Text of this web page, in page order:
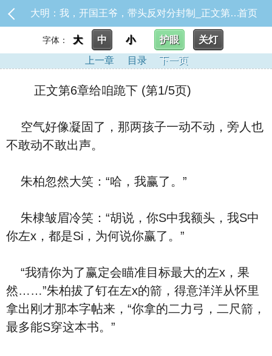
大明：我，开国王爷，带头反对分封制_正文第6章给咱跪下首页
字体： 大 中 小 护眼
关灯
上一章
目录 下一页
正文第6章给咱跪下 (第1/5页)
空气好像凝固了，那两孩子一动不动，旁人也
不敢动不敢出声。
朱柏忽然大笑：“哈，我赢了。”
朱棣皱眉冷笑：“胡说，你S中我额头，我S中
你左x，都是Si，为何说你赢了。”
“我猜你为了赢定会瞄准目标最大的左x，果
然……”朱柏拔了钉在左x的箭，得意洋洋从怀里
拿出刚才那本字帖来，“你拿的二力弓，二尺箭，
最多能S穿这本书。”